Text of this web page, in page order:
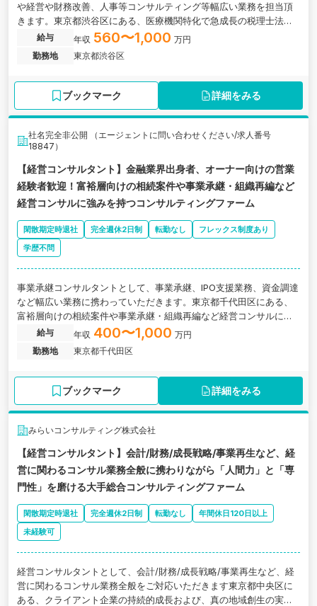
や経営や財務改善、人事等コンサルティング等幅広い業務を担当頂
きます。東京都渋谷区にある、医療機関特化で急成長の税理士法人
併設のコンサルティングファームの求人です。
給与 年収 560〜1,000 万円
勤務地
東京都渋谷区
ブックマーク 詳細をみる
社名完全非公開 （エージェントに問い合わせください/求人番号
18847）
【経営コンサルタント】金融業界出身者、オーナー向けの営業
経験者歓迎！富裕層向けの相続案件や事業承継・組織再編など
経営コンサルに強みを持つコンサルティングファーム
閑散期定時退社 完全週休2日制 転勤なし
フレックス制度あり
学歴不問
事業承継コンサルタントとして、事業承継、IPO支援業務、資金調達
など幅広い業務に携わっていただきます。東京都千代田区にある、
富裕層向けの相続案件や事業承継・組織再編など経営コンサルに強
みを持つコンサルティングファームの求人です。
給与 年収 400〜1,000 万円
勤務地
東京都千代田区
ブックマーク 詳細をみる
みらいコンサルティング株式会社
【経営コンサルタント】会計/財務/成長戦略/事業再生など、経
営に関わるコンサル業務全般に携わりながら「人間力」と「専
門性」を磨ける大手総合コンサルティングファーム
閑散期定時退社 完全週休2日制 転勤なし
年間休日120日以上
未経験可
経営コンサルタントとして、会計/財務/成長戦略/事業再生など、経
営に関わるコンサル業務全般をご対応いただきます東京都中央区に
ある、クライアント企業の持続的成長および、真の地域創生の実現